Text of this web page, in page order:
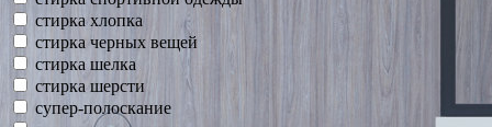
стирка хлопка
стирка черных вещей
стирка шелка
стирка шерсти
супер-полоскание